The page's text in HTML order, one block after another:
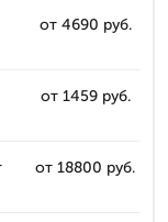
от 4690 руб.
от 1459 руб.
от 18800 руб.